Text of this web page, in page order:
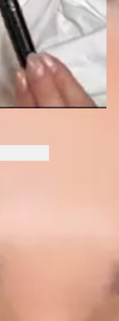
| 1,6g
lapiseira 2 em 1 que combina
alta pigmentação. Sua
hialurônico e óleo de jojoba
profunda. Prático,